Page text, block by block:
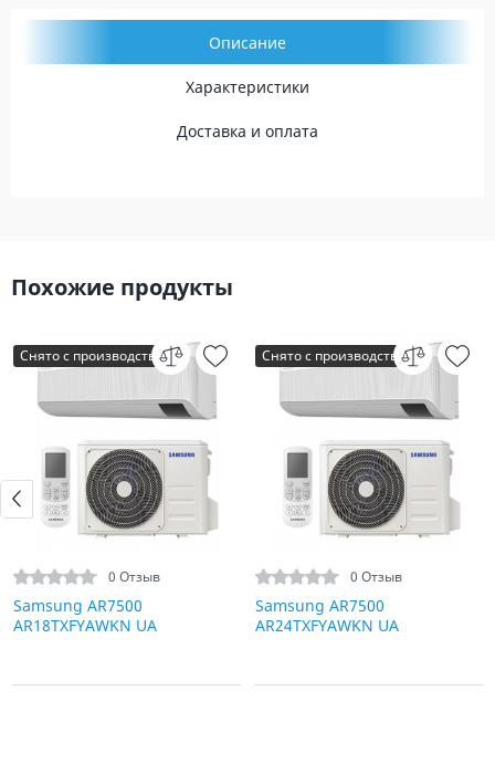
Описание
Характеристики
Доставка и оплата
Похожие продукты
Снято с производства
0 Отзыв
Samsung AR7500
AR18TXFYAWKN UA
Снято с производства
0 Отзыв
Samsung AR7500
AR24TXFYAWKN UA